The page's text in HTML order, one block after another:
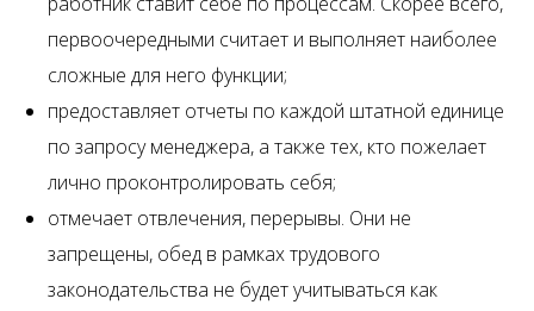
первоочередными считает и выполняет наиболее
сложные для него функции;
предоставляет отчеты по каждой штатной единице
по запросу менеджера, а также тех, кто пожелает
лично проконтролировать себя;
отмечает отвлечения, перерывы. Они не
запрещены, обед в рамках трудового
законодательства не будет учитываться как